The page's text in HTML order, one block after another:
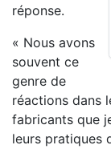
réponse.
« Nous avons
souvent ce
genre de
réactions dans
fabricants que
leurs pratiques